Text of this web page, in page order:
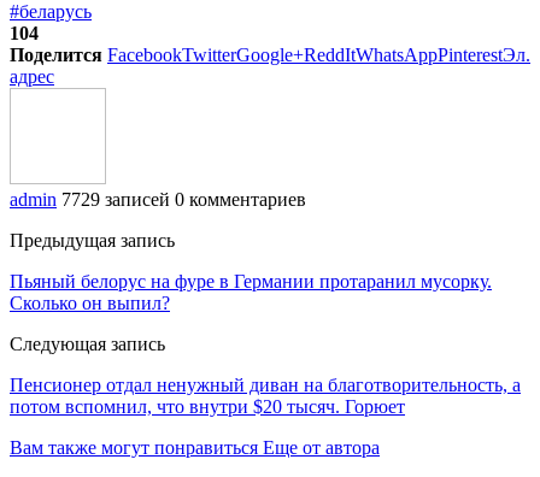
#беларусь
104
Поделится FacebookTwitterGoogle+ReddItWhatsAppPinterestЭл.
адрес
admin 7729 записей 0 комментариев
Предыдущая запись
Пьяный белорус на фуре в Германии протаранил мусорку.
Сколько он выпил?
Следующая запись
Пенсионер отдал ненужный диван на благотворительность, а
потом вспомнил, что внутри $20 тысяч. Горюет
Вам также могут понравиться Еще от автора